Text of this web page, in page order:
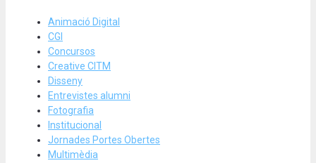
Animació Digital
CGI
Concursos
Creative CITM
Disseny
Entrevistes alumni
Fotografia
Institucional
Jornades Portes Obertes
Multimèdia